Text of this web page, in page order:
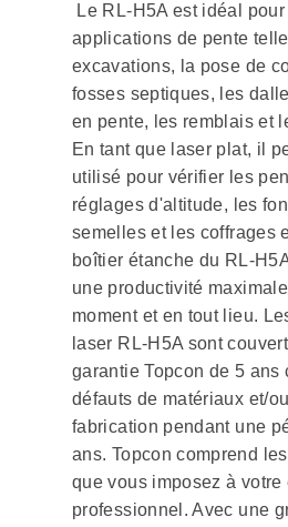
Le RL-H5A est idéal
applications de pente
excavations, la pose de
fosses septiques, les
en pente, les remblais et
En tant que laser plat, il
utilisé pour vérifier les
réglages d'altitude, les
semelles et les coffrages
boîtier étanche du RL-
une productivité
moment et en tout lieu.
laser RL-H5A sont
garantie Topcon de 5 ans
défauts de matériaux et/
fabrication pendant une
ans. Topcon comprend
que vous imposez à votre
professionnel. Avec une